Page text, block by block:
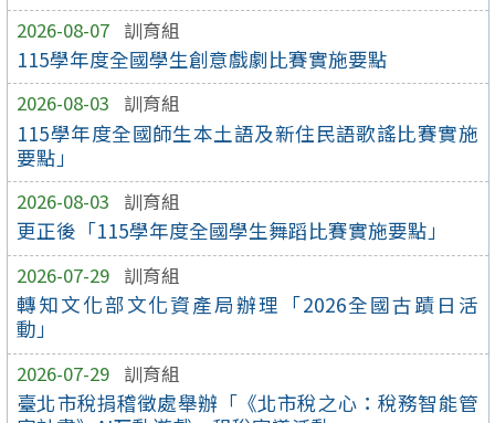
2026-08-07 訓育組
115學年度全國學生創意戲劇比賽實施要點
2026-08-03 訓育組
115學年度全國師生本土語及新住民語歌謠比賽實施
要點」
2026-08-03 訓育組
更正後「115學年度全國學生舞蹈比賽實施要點」
2026-07-29 訓育組
轉知文化部文化資產局辦理「2026全國古蹟日活
動」
2026-07-29 訓育組
臺北市稅捐稽徵處舉辦「《北市稅之心：稅務智能管